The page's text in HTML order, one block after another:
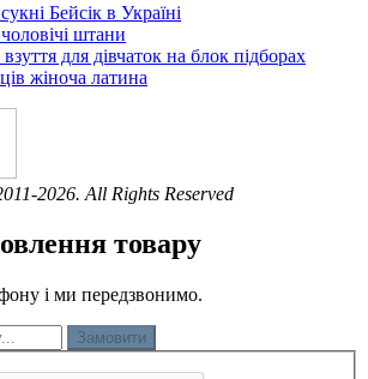
Бейсік в Україні
штани
для дівчаток на блок підборах
жіноча латина
2026. All Rights Reserved
товару
і ми передзвонимо.
Замовити